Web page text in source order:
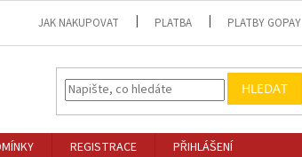
JAK NAKUPOVAT PLATBA PLATBY GOPAY
HLEDAT
REGISTRACE
PŘIHLÁŠENÍ